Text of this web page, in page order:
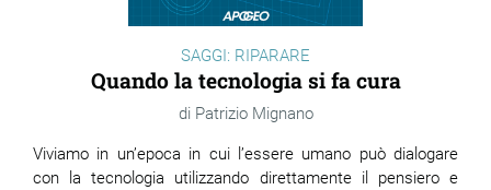
SAGGI: RIPARARE
Quando la tecnologia si fa cura
Patrizio Mignano
Viviamo in un’epoca in cui l’essere umano può dialogare
con la tecnologia utilizzando direttamente il pensiero e